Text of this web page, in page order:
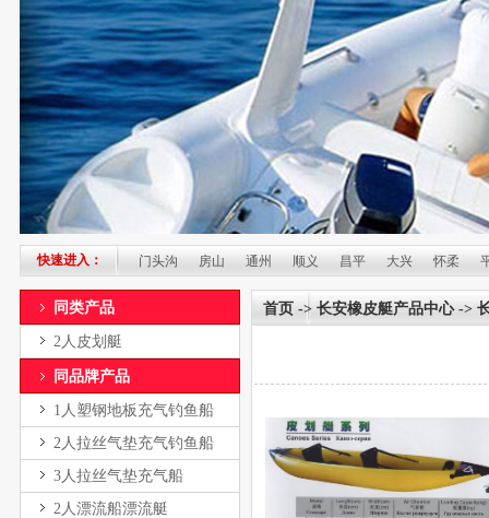
快速进入：
石景山 海淀 门头沟 房山 通州 顺义 昌平 大兴 怀柔 平谷
同类产品
2人皮划艇
同品牌产品
1人塑钢地板充气钓鱼船
2人拉丝气垫充气钓鱼船
3人拉丝气垫充气船
2人漂流船漂流艇
首页 -> 长安橡皮艇产品中心->